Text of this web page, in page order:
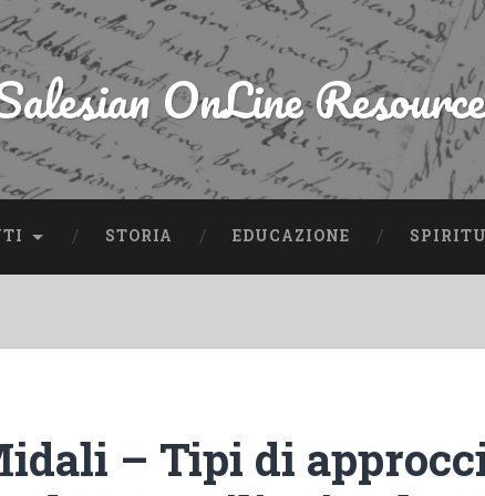
OnLine
STORIA EDUCAZIONE
– Tipi di